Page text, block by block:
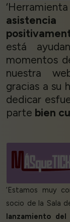
está
momentos
nuestra
gracias a su
dedicar
parte bien
‘Estamos muy
socio de la Sala
lanzamiento del